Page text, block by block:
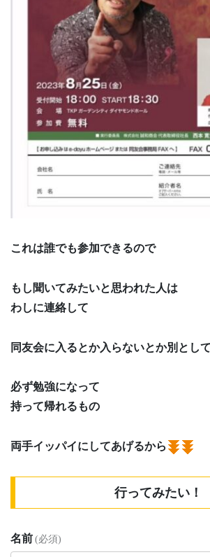
これは誰でも参加できるので
もし聞いてみたいと思われた人は
わしに連絡して
同友会に入るとか入らないとか別として
必ず勉強になって
持って帰れるもの
両手イッパイにしてあげるから
行ってみたい！
名前 (必須)